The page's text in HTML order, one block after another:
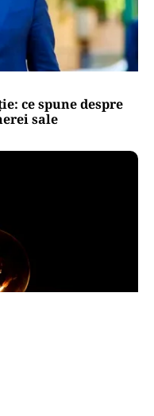
ce spune despre
sale